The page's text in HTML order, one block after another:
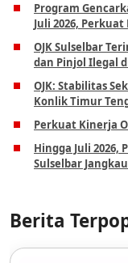
Program
Juli 2026,
OJK Sulselbar
dan Pinjol Ilegal
OJK: Stabilitas
Konlik Timur
Perkuat Kinerja
Hingga Juli 2026,
Sulselbar
Berita